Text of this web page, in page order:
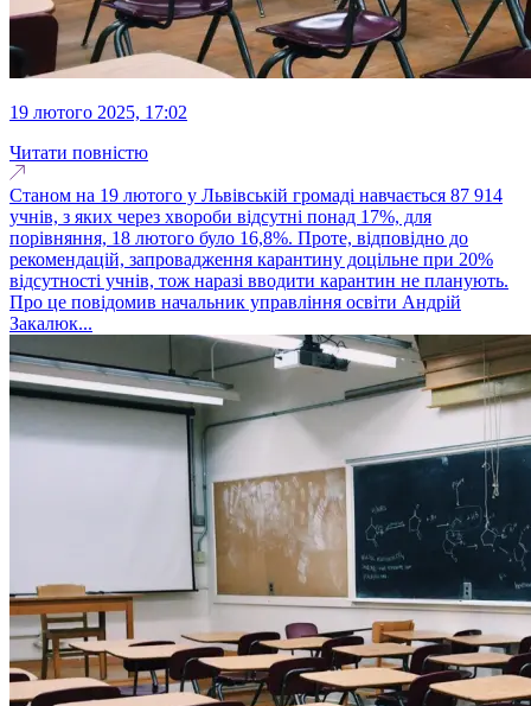
19 лютого 2025, 17:02
Читати повністю
Станом на 19 лютого у Львівській громаді навчається 87 914
учнів, з яких через хвороби відсутні понад 17%, для
порівняння, 18 лютого було 16,8%. Проте, відповідно до
рекомендацій, запровадження карантину доцільне при 20%
відсутності учнів, тож наразі вводити карантин не планують.
Про це повідомив начальник управління освіти Андрій
Закалюк...